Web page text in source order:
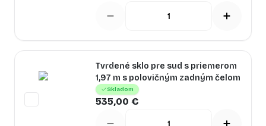
Tvrdené sklo pre sud s priemerom
1,97 m s polovičným zadným čelom
Skladom
535,00 €